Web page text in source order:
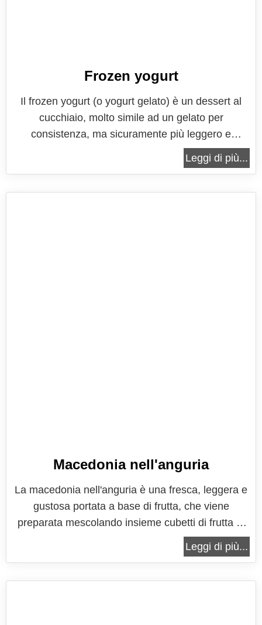
Frozen yogurt
Il frozen yogurt (o yogurt gelato) è un dessert al
cucchiaio, molto simile ad un gelato per
consistenza, ma sicuramente più leggero e
salutare, che viene preparato con una ricca base
di yogurt, in genere si preferisce lo yogurt greco
Leggi di più...
Macedonia nell'anguria
La macedonia nell'anguria è una fresca, leggera e
gustosa portata a base di frutta, che viene
preparata mescolando insieme cubetti di frutta di
stagione a scelta, servendola direttamente in una
mezza anguria, che viene scavata dalla polpa, la
Leggi di più...